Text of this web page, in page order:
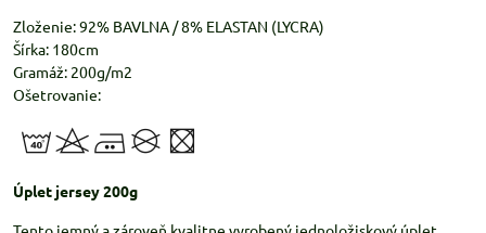
Zloženie: 92% BAVLNA / 8% ELASTAN (LYCRA)
Šírka: 180cm
Gramáž: 200g/m2
Ošetrovanie:
Úplet jersey 200g